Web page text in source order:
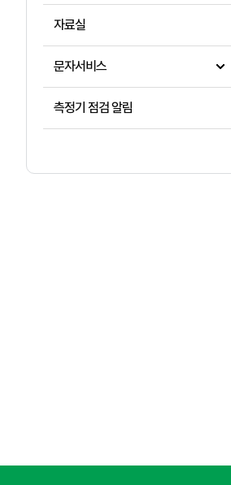
자료실
문자서비스
측정기 점검 알림